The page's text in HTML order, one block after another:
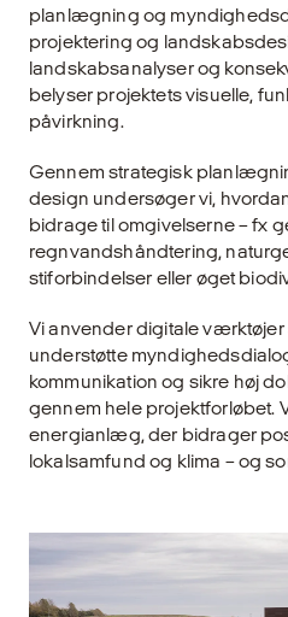
planlægning og
projektering og
landskabsanalyser og
belyser projektets visuelle,
påvirkning.
Gennem strategisk
design undersøger vi,
bidrage til omgivelserne – fx
regnvandshåndtering,
stiforbindelser eller øget
Vi anvender digitale værktøjer
understøtte
kommunikation og sikre høj
gennem hele projektforløbet.
energianlæg, der bidrager
lokalsamfund og klima – og